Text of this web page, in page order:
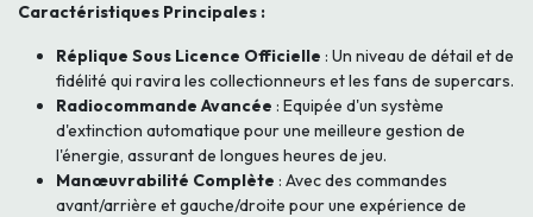
Caractéristiques Principales :
Réplique Sous Licence Officielle : Un niveau de détail et de
fidélité qui ravira les collectionneurs et les fans de supercars.
Radiocommande Avancée : Equipée d'un système
d'extinction automatique pour une meilleure gestion de
l'énergie, assurant de longues heures de jeu.
Manœuvrabilité Complète : Avec des commandes
avant/arrière et gauche/droite pour une expérience de